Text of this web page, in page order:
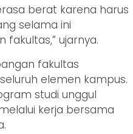
berat karena harus
selama ini
ujarnya.
fakultas
elemen kampus.
studi unggul
kerja bersama